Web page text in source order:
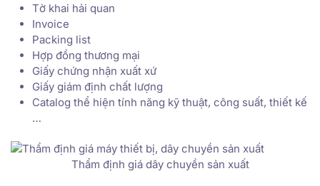
Tờ khai hải quan
Invoice
Packing list
Hợp đồng thương mại
Giấy chứng nhận xuất xứ
Giấy giám định chất lượng
Catalog thể hiện tính năng kỹ thuật, công suất, thiết kế
…
Thẩm định giá dây chuyền sản xuất